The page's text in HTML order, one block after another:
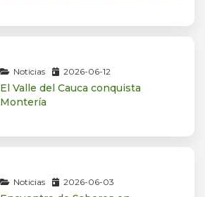
Noticias 2026-06-12
El Valle del Cauca conquista
Montería
Noticias 2026-06-03